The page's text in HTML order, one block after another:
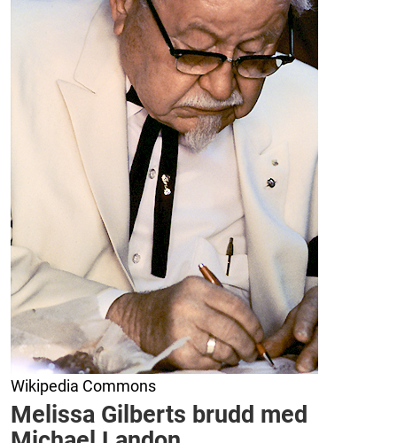
Wikipedia Commons
Melissa Gilberts brudd med